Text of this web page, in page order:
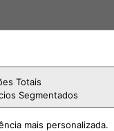
Totais
Segmentados
mais personalizada.